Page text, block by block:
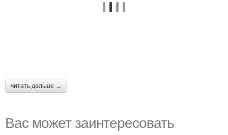
читать дальше →
Вас может заинтересовать